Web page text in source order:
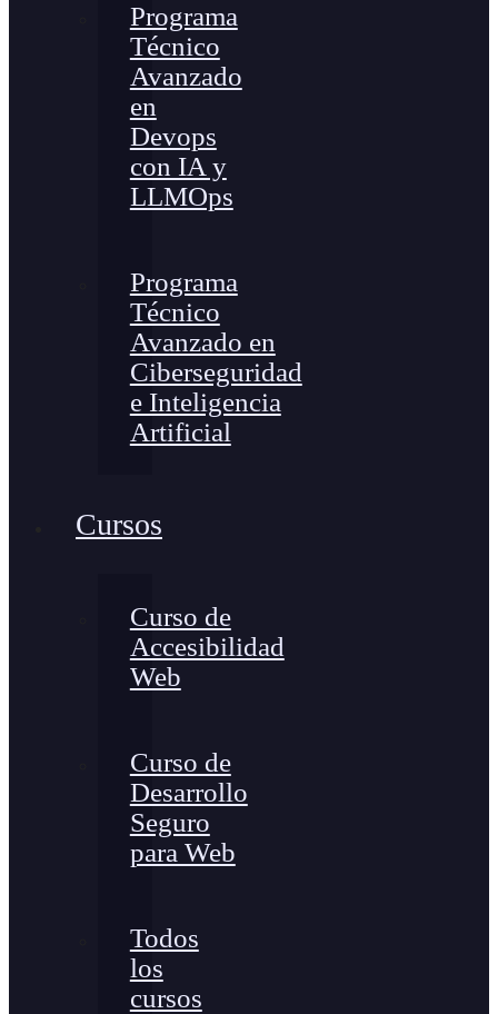
Programa
Técnico
Avanzado
en
Devops
con IA y
LLMOps
Programa
Técnico
Avanzado en
Ciberseguridad
e Inteligencia
Artificial
Cursos
Curso de
Accesibilidad
Web
Curso de
Desarrollo
Seguro
para Web
Todos
los
cursos